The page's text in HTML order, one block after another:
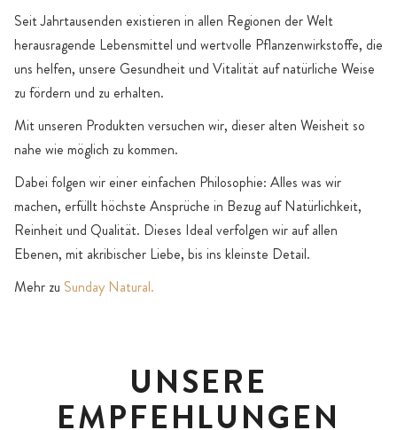
Seit Jahrtausenden existieren in allen Regionen der Welt
herausragende Lebensmittel und wertvolle Pflanzenwirkstoffe, die
uns helfen, unsere Gesundheit und Vitalität auf natürliche Weise
zu fördern und zu erhalten.
Mit unseren Produkten versuchen wir, dieser alten Weisheit so
nahe wie möglich zu kommen.
Dabei folgen wir einer einfachen Philosophie: Alles was wir
machen, erfüllt höchste Ansprüche in Bezug auf Natürlichkeit,
Reinheit und Qualität. Dieses Ideal verfolgen wir auf allen
Ebenen, mit akribischer Liebe, bis ins kleinste Detail.
Mehr zu Sunday Natural.
UNSERE
EMPFEHLUNGEN